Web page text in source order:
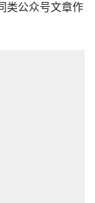
类公众号文章作